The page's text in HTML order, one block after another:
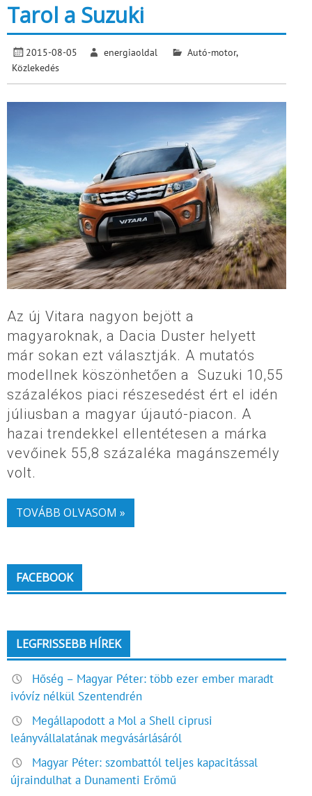
Tarol a Suzuki
2015-08-05 energiaoldal Autó-motor,
Közlekedés
Az új Vitara nagyon bejött a
magyaroknak, a Dacia Duster helyett
már sokan ezt választják. A mutatós
modellnek köszönhetően a Suzuki 10,55
százalékos piaci részesedést ért el idén
júliusban a magyar újautó-piacon. A
hazai trendekkel ellentétesen a márka
vevőinek 55,8 százaléka magánszemély
volt.
TOVÁBB OLVASOM »
FACEBOOK
LEGFRISSEBB HÍREK
Hőség – Magyar Péter: több ezer ember maradt
ivóvíz nélkül Szentendrén
Megállapodott a Mol a Shell ciprusi
leányvállalatának megvásárlásáról
Magyar Péter: szombattól teljes kapacitással
újraindulhat a Dunamenti Erőmű